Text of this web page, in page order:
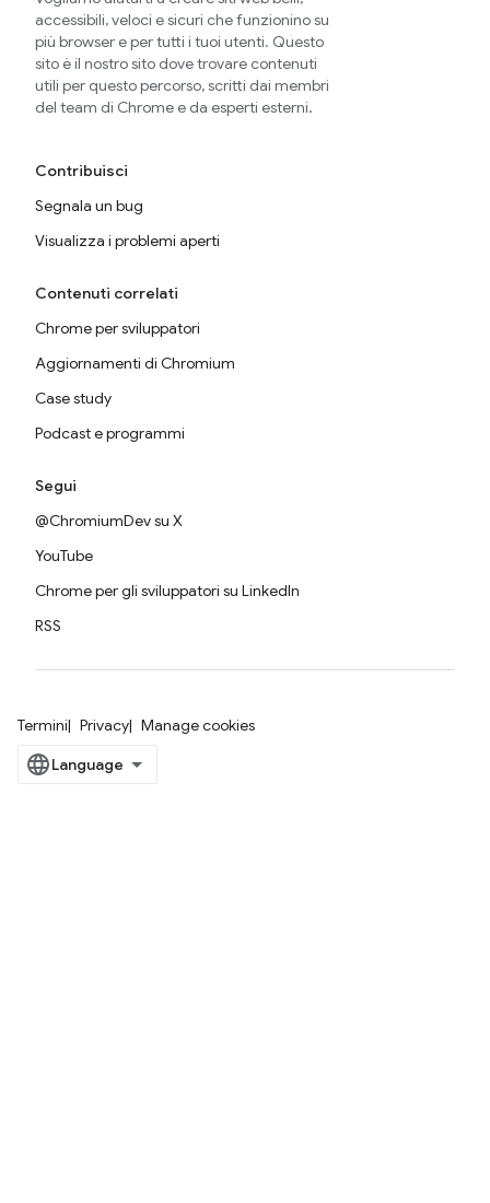
accessibili, veloci e sicuri che funzionino su
più browser e per tutti i tuoi utenti. Questo
sito è il nostro sito dove trovare contenuti
utili per questo percorso, scritti dai membri
del team di Chrome e da esperti esterni.
Contribuisci
Segnala un bug
Visualizza i problemi aperti
Contenuti correlati
Chrome per sviluppatori
Aggiornamenti di Chromium
Case study
Podcast e programmi
Segui
@ChromiumDev su X
YouTube
Chrome per gli sviluppatori su LinkedIn
RSS
Termini Privacy Manage cookies